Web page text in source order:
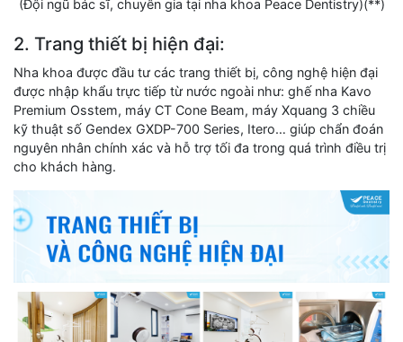
(Đội ngũ bác sĩ, chuyên gia tại nha khoa Peace Dentistry)(**)
2. Trang thiết bị hiện đại:
Nha khoa được đầu tư các trang thiết bị, công nghệ hiện đại
được nhập khẩu trực tiếp từ nước ngoài như: ghế nha Kavo
Premium Osstem, máy CT Cone Beam, máy Xquang 3 chiều
kỹ thuật số Gendex GXDP-700 Series, Itero… giúp chẩn đoán
nguyên nhân chính xác và hỗ trợ tối đa trong quá trình điều trị
cho khách hàng.